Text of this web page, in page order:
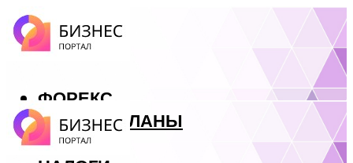
ФОРЕКС
БИЗНЕС ПЛАНЫ
КРЕДИТЫ